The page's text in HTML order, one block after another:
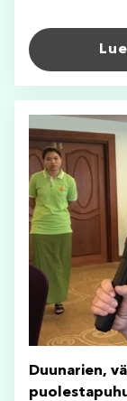
Duunarien,